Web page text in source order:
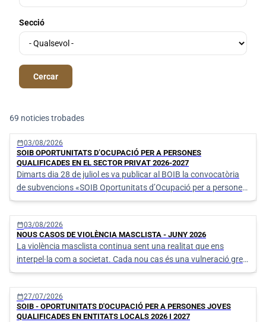
Secció
69 noticies trobades
Llistat de notícies
calendar_today03/08/2026
SOIB OPORTUNITATS D’OCUPACIÓ PER A PERSONES
QUALIFICADES EN EL SECTOR PRIVAT 2026-2027
Dimarts dia 28 de juliol es va publicar al BOIB la convocatòria
de subvencions «SOIB Oportunitats d’Ocupació per a persones
qualificades en el sector privat 2026-2027», promoguda pel
SOIB i finançada amb fons de Conferència Sectorial d’Ocupació
i Assumptes La
calendar_today03/08/2026
NOUS CASOS DE VIOLÈNCIA MASCLISTA - JUNY 2026
La violència masclista continua sent una realitat que ens
interpel·la com a societat. Cada nou cas és una vulneració greu
dels drets humans i una crida urgent a no mirar cap a una altra
banda.
calendar_today27/07/2026
SOIB - OPORTUNITATS D'OCUPACIÓ PER A PERSONES JOVES
QUALIFICADES EN ENTITATS LOCALS 2026 I 2027